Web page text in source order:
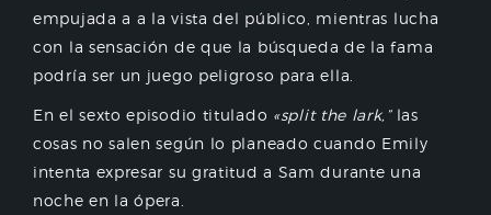
empujada a a la vista del público, mientras lucha
con la sensación de que la búsqueda de la fama
podría ser un juego peligroso para ella.
En el sexto episodio titulado «split the lark,”las
cosas no salen según lo planeado cuando Emily
intenta expresar su gratitud a Sam durante una
noche en la ópera.